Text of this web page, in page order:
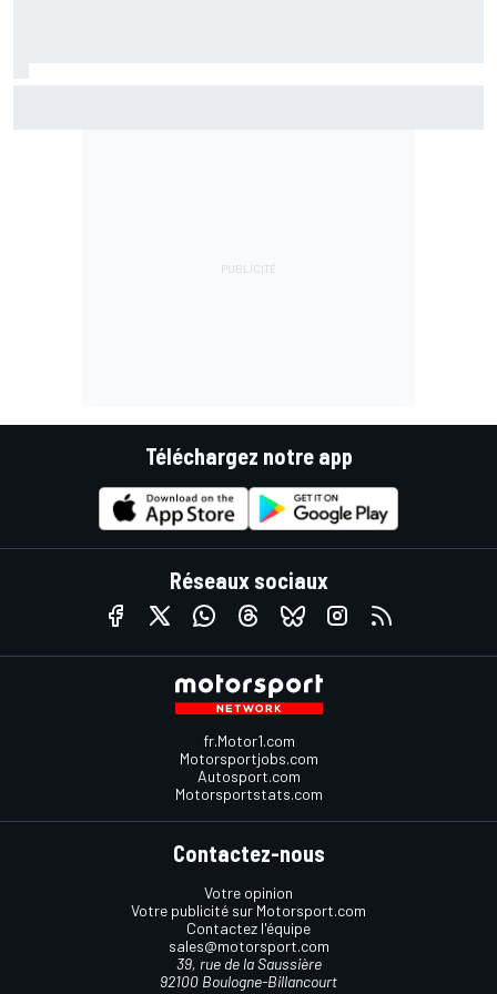
Téléchargez notre app
Réseaux sociaux
fr.Motor1.com
Motorsportjobs.com
Autosport.com
Motorsportstats.com
Contactez-nous
Votre opinion
Votre publicité sur Motorsport.com
Contactez l'équipe
sales@motorsport.com
39, rue de la Saussière
92100 Boulogne-Billancourt